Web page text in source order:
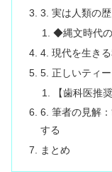
3. 実は人類の
◆縄文時代の
4. 現代を生き
5. 正しいティ
【歯科医推
6. 筆者の見解
する
まとめ